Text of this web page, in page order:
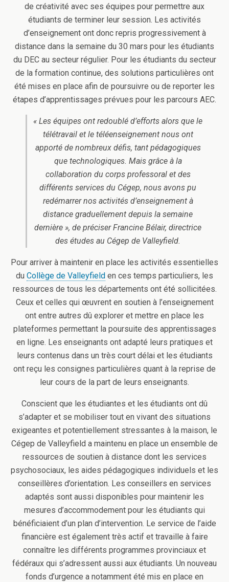
de créativité avec ses équipes pour permettre aux
étudiants de terminer leur session. Les activités
d’enseignement ont donc repris progressivement à
distance dans la semaine du 30 mars pour les étudiants
du DEC au secteur régulier. Pour les étudiants du secteur
de la formation continue, des solutions particulières ont
été mises en place afin de poursuivre ou de reporter les
étapes d’apprentissages prévues pour les parcours AEC.
« Les équipes ont redoublé d’efforts alors que le
télétravail et le téléenseignement nous ont
apporté de nombreux défis, tant pédagogiques
que technologiques. Mais grâce à la
collaboration du corps professoral et des
différents services du Cégep, nous avons pu
redémarrer nos activités d’enseignement à
distance graduellement depuis la semaine
dernière », de préciser Francine Bélair, directrice
des études au Cégep de Valleyfield.
Pour arriver à maintenir en place les activités essentielles
du Collège de Valleyfield en ces temps particuliers, les
ressources de tous les départements ont été sollicitées.
Ceux et celles qui œuvrent en soutien à l’enseignement
ont entre autres dû explorer et mettre en place les
plateformes permettant la poursuite des apprentissages
en ligne. Les enseignants ont adapté leurs pratiques et
leurs contenus dans un très court délai et les étudiants
ont reçu les consignes particulières quant à la reprise de
leur cours de la part de leurs enseignants.
Conscient que les étudiantes et les étudiants ont dû
s’adapter et se mobiliser tout en vivant des situations
exigeantes et potentiellement stressantes à la maison, le
Cégep de Valleyfield a maintenu en place un ensemble de
ressources de soutien à distance dont les services
psychosociaux, les aides pédagogiques individuels et les
conseillères d’orientation. Les conseillers en services
adaptés sont aussi disponibles pour maintenir les
mesures d’accommodement pour les étudiants qui
bénéficiaient d’un plan d’intervention. Le service de l’aide
financière est également très actif et travaille à faire
connaître les différents programmes provinciaux et
fédéraux qui s’adressent aussi aux étudiants. Un nouveau
fonds d’urgence a notamment été mis en place en